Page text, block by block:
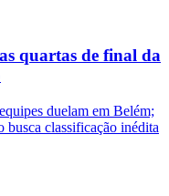
quartas de final da
duelam em Belém;
busca classificação inédita